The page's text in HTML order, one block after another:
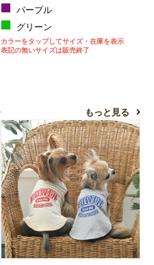
パープル
グリーン
カラーをタップしてサイズ・在庫を表示
表記の無いサイズは販売終了
もっと見る